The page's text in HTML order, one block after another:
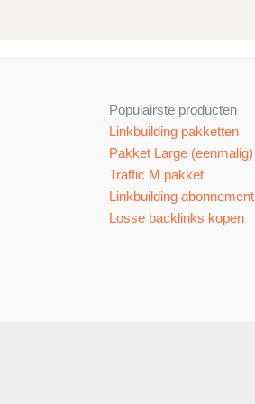
Populairste producten
Linkbuilding pakketten
Pakket Large (eenmalig)
Traffic M pakket
Linkbuilding abonnement
Losse backlinks kopen